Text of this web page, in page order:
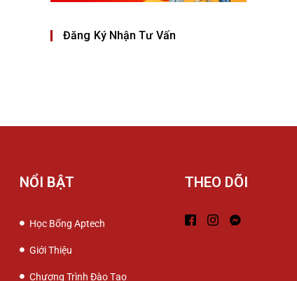
Đăng Ký Nhận Tư Vấn
NỔI BẬT
Học Bổng Aptech
Giới Thiệu
Chương Trình Đào Tạo
THEO DÕI